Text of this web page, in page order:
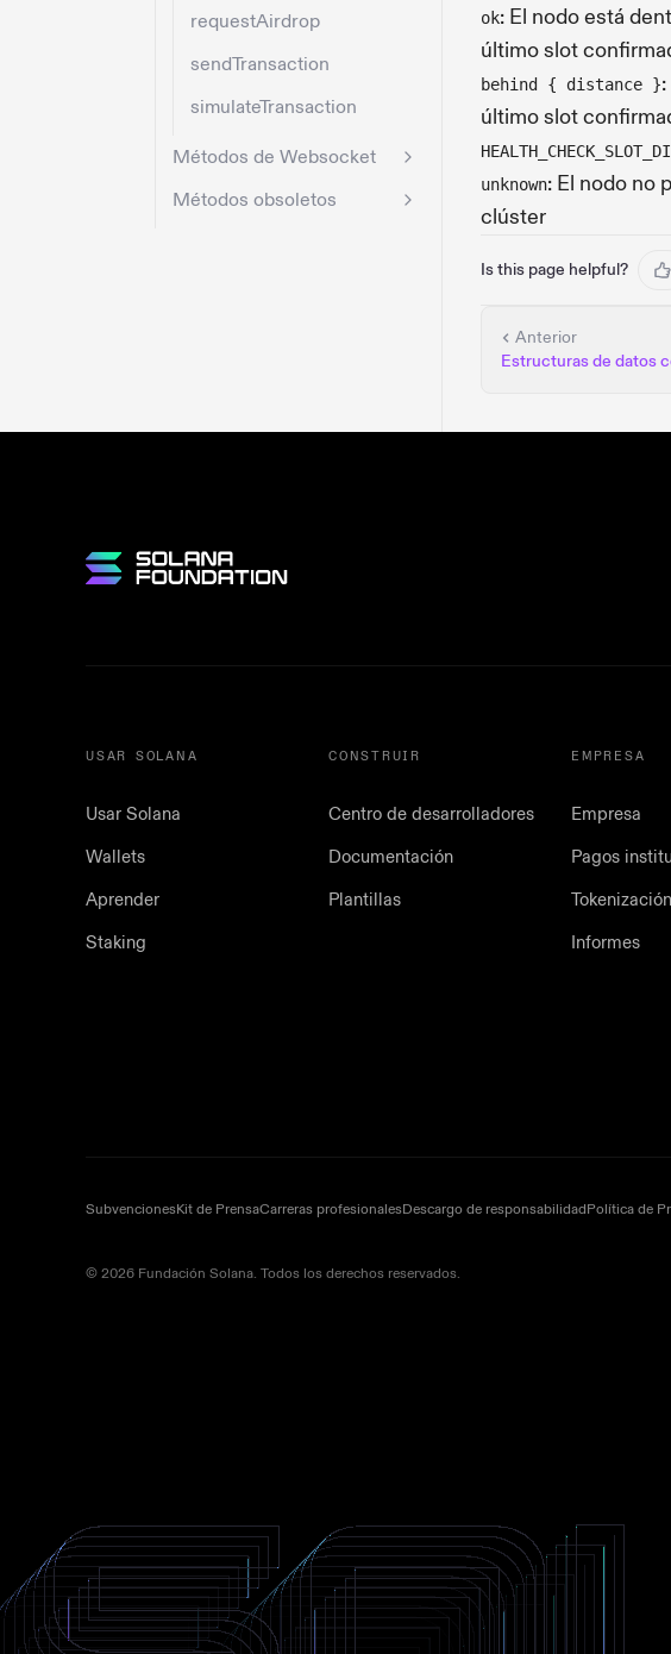
requestAirdrop
sendTransaction
simulateTransaction
Métodos de Websocket
Métodos obsoletos
ok: El nodo está
último slot
behind { distance }
último slot
unknown: El nodo no
clúster
Is this page helpful?
Anterior
Estructuras de datos
USAR SOLANA
Usar Solana
Wallets
Aprender
Staking
CONSTRUIR
Centro de desarrolladores
Documentación
Plantillas
EMPRESA
Empresa
Pagos
Tokenización
Informes
SubvencionesKit de PrensaCarreras profesionalesDescargo de responsabilidadPolítica de
© 2026 Fundación Solana. Todos los derechos reservados.